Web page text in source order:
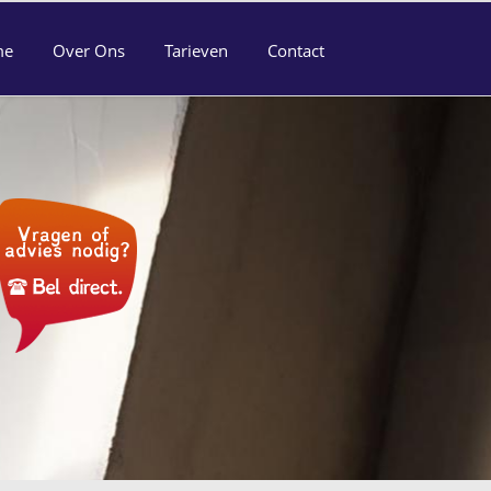
Over Ons Tarieven Contact